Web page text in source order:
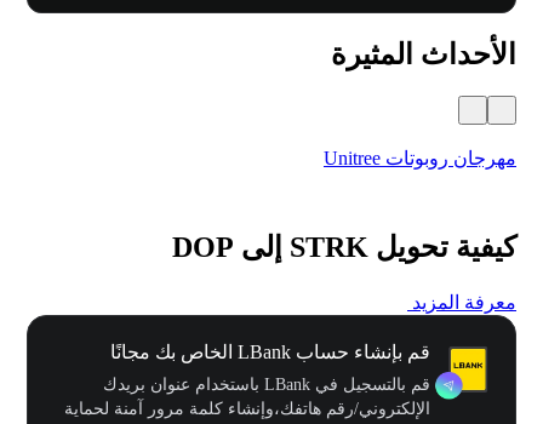
الأحداث المثيرة
مهرجان روبوتات Unitree
كيفية تحويل STRK إلى DOP
معرفة المزيد
قم بإنشاء حساب LBank الخاص بك مجانًا
قم بالتسجيل في LBank باستخدام عنوان بريدك
الإلكتروني/رقم هاتفك،وإنشاء كلمة مرور آمنة لحماية